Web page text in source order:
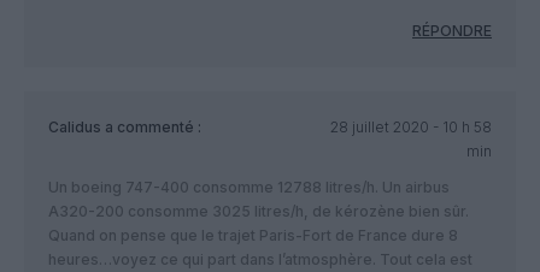
RÉPONDRE
Calidus a commenté :
28 juillet 2020 - 10 h 58
min
Un boeing 747-400 consomme 12788 litres/h. Un airbus
A320-200 consomme 3025 litres/h, de kérozène bien sûr.
Quand on pense que le trajet Paris-Fort de France dure 8
heures…voyez ce qui part dans l’atmosphère. Tout cela est